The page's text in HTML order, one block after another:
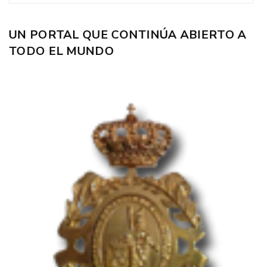
UN PORTAL QUE CONTINÚA ABIERTO A
TODO EL MUNDO